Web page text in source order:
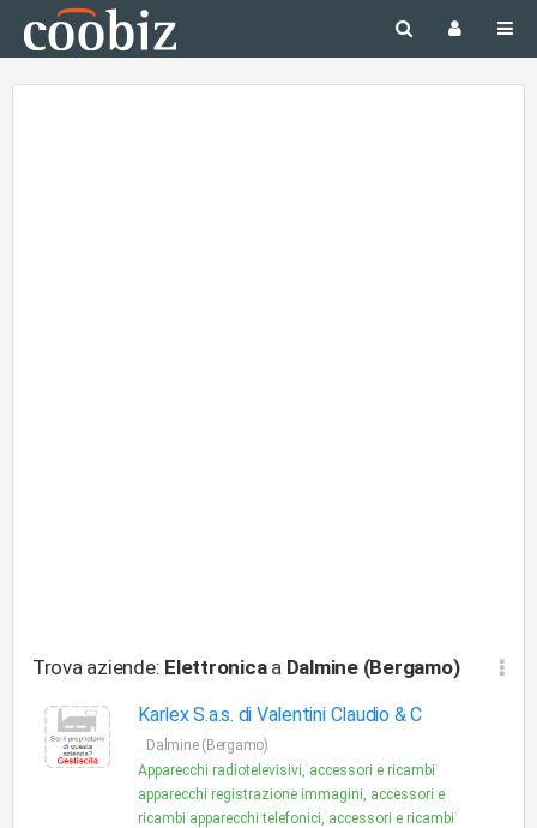
Trova aziende: Elettronica a Dalmine (Bergamo)
Karlex S.a.s. di Valentini Claudio & C
Dalmine (Bergamo)
Apparecchi radiotelevisivi, accessori e ricambi
apparecchi registrazione immagini, accessori e
ricambi apparecchi telefonici, accessori e ricambi